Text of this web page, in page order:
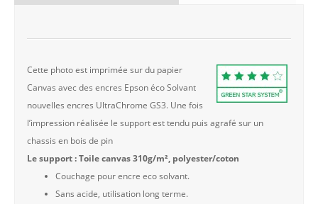
Cette photo est imprimée sur du papier
Canvas avec des encres Epson éco Solvant
nouvelles encres UltraChrome GS3. Une fois
l’impression réalisée le support est tendu puis agrafé sur un
chassis en bois de pin
Le support : Toile canvas 310g/m², polyester/coton
Couchage pour encre eco solvant.
Sans acide, utilisation long terme.